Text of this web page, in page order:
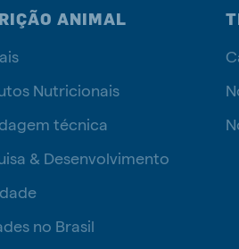
ANIMAL
Nutricionais
técnica
& Desenvolvimento
no Brasil